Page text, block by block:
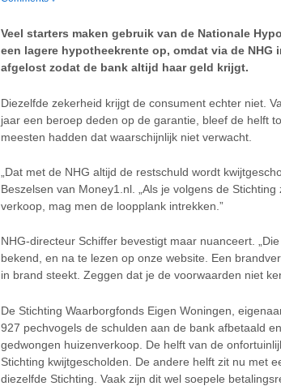
Veel starters maken gebruik van de Nationale
een lagere hypotheekrente op, omdat via de
afgelost zodat de bank altijd haar geld krijgt.
Diezelfde zekerheid krijgt de consument echter niet.
jaar een beroep deden op de garantie, bleef de helft
meesten hadden dat waarschijnlijk niet verwacht.
„Dat met de NHG altijd de restschuld wordt
Beszelsen van Money1.nl. „Als je volgens de
verkoop, mag men de loopplank intrekken.”
NHG-directeur Schiffer bevestigt maar nuanceert.
bekend, en na te lezen op onze website. Een
in brand steekt. Zeggen dat je de voorwaarden niet
De Stichting Waarborgfonds Eigen Woningen,
927 pechvogels de schulden aan de bank afbetaald
gedwongen huizenverkoop. De helft van de
Stichting kwijtgescholden. De andere helft zit nu met
diezelfde Stichting. Vaak zijn dit wel soepele